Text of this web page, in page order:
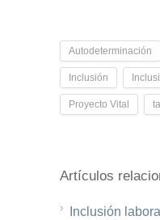
Autodeterminación
Inclusión
Proyecto Vital
Artículos
Inclusión